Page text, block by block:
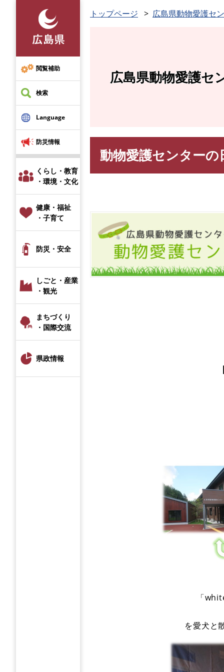
先
頭
で
す
閲覧補助
検索
Language
防災情報
くらし・教育
・環境・文化
健康・福祉
・子育て
防災・安全
しごと・産業
・観光
まちづくり
・国際交流
県政情報
トップページ 広島県動物愛護セ
広島県動物愛護セ
動物愛護センター
「
を愛犬と